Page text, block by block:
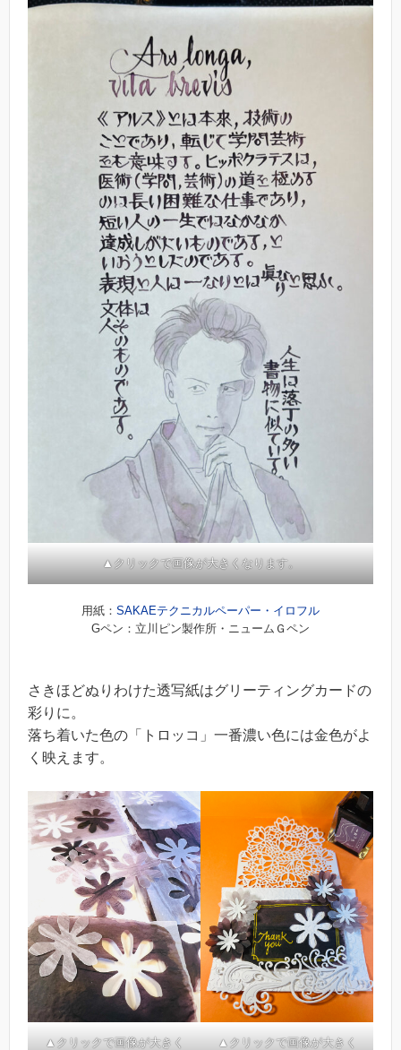
▲クリックで画像が大きくなります。
用紙： SAKAEテクニカルペーパー・イロフル
Gペン：立川ピン製作所・ニュームＧペン
さきほどぬりわけた透写紙はグリーティングカードの
彩りに。
落ち着いた色の「トロッコ」一番濃い色には金色がよ
く映えます。
▲クリックで画像が大きく
▲クリックで画像が大きく